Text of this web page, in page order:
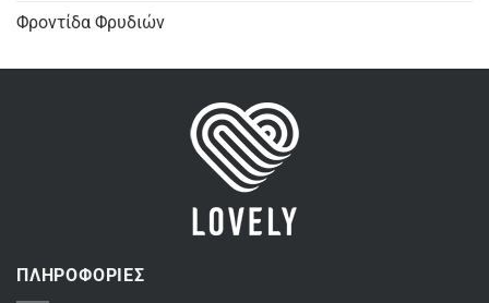
Φροντίδα Φρυδιών
ΠΛΗΡΟΦΟΡΊΕΣ